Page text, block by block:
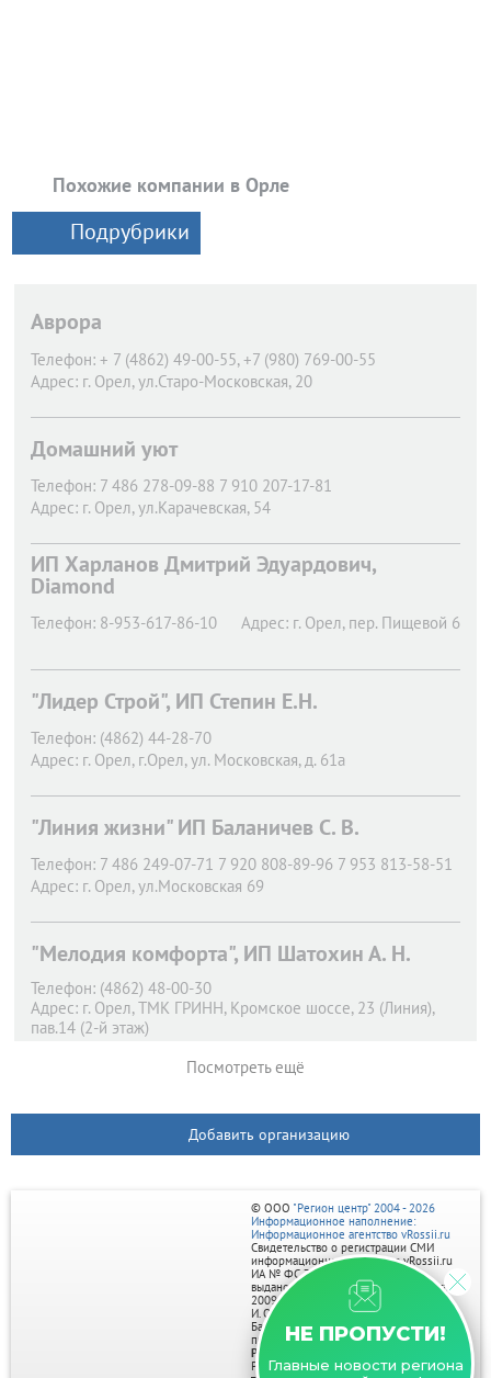
Похожие компании в Орле
Подрубрики
Аврора
Телефон: + 7 (4862) 49-00-55, +7 (980) 769-00-55
Адрес: г. Орел, ул.Старо-Московская, 20
Домашний уют
Телефон: 7 486 278-09-88 7 910 207-17-81
Адрес: г. Орел, ул.Карачевская, 54
ИП Харланов Дмитрий Эдуардович,
Diamond
Телефон: 8-953-617-86-10 Адрес: г. Орел, пер. Пищевой 6
"Лидер Строй", ИП Степин Е.Н.
Телефон: (4862) 44-28-70
Адрес: г. Орел, г.Орел, ул. Московская, д. 61а
"Линия жизни" ИП Баланичев С. В.
Телефон: 7 486 249-07-71 7 920 808-89-96 7 953 813-58-51
Адрес: г. Орел, ул.Московская 69
"Мелодия комфорта", ИП Шатохин А. Н.
Телефон: (4862) 48-00-30
Адрес: г. Орел, ТМК ГРИНН, Кромское шоссе, 23 (Линия),
пав.14 (2-й этаж)
Посмотреть ещё
Добавить организацию
НЕ ПРОПУСТИ!
Главные новости региона
© ООО "Регион центр" 2004 - 2026
Информационное наполнение:
Информационное агентство vRossii.ru
Свидетельство о регистрации СМИ
информационного агентства vRossii.ru
ИА № ФС 77‑35502
выдано РОСКОМНАДЗОРом 04 марта
2009г.
И. О. Главного редактора Нарыков А. Н.
Баннеры на портале размещаются на
правах рекламы.
Реклама на портале:
Рекламное агентство "Умный маркетинг"